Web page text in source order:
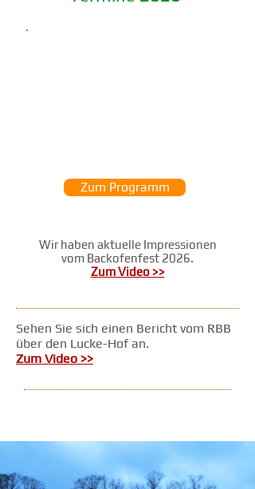
Zum Programm
Wir haben aktuelle Impressionen
vom Backofenfest 2026.
Zum Video >>
Sehen Sie sich einen Bericht vom RBB
über den Lucke-Hof an.
Zum Video >>